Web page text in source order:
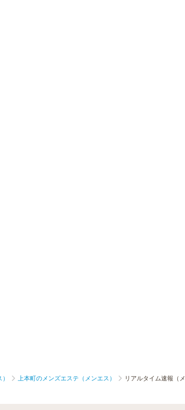
上本町のメンズエステ（メンエス）
リアルタイム速報（